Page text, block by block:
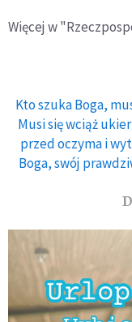
Więcej w
Kto szuka Boga,
Musi się wciąż
przed oczyma i
Boga, swój